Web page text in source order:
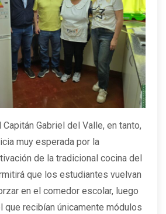
Capitán Gabriel del Valle, en tanto,
muy esperada por la
de la tradicional cocina del
que los estudiantes vuelvan
en el comedor escolar, luego
que recibían únicamente módulos